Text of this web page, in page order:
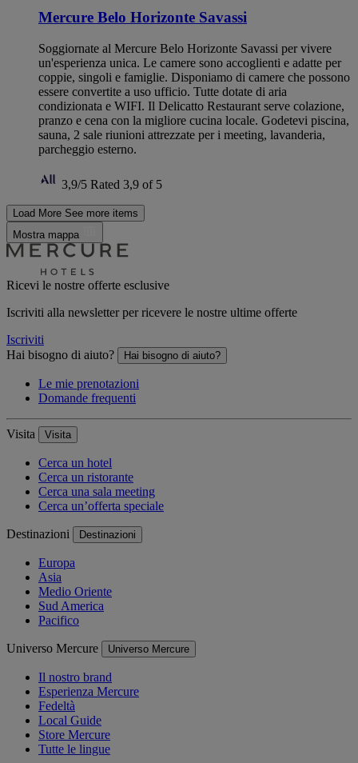
Mercure Belo Horizonte Savassi
Soggiornate al Mercure Belo Horizonte Savassi per vivere
un'esperienza unica. Le camere sono accoglienti e adatte per
coppie, singoli e famiglie. Disponiamo di camere che possono
essere convertite a uso ufficio. Tutte dotate di aria
condizionata e WIFI. Il Delicatto Restaurant serve colazione,
pranzo e cena con la migliore cucina locale. Godetevi piscina,
sauna, 2 sale riunioni attrezzate per i meeting, lavanderia,
parcheggio esterno.
3,9/5 Rated 3,9 of 5
Load More See more items
Mostra mappa
Ricevi le nostre offerte esclusive
Iscriviti alla newsletter per ricevere le nostre ultime offerte
Iscriviti
Hai bisogno di aiuto?
Hai bisogno di aiuto?
Le mie prenotazioni
Domande frequenti
Visita Visita
Cerca un hotel
Cerca un ristorante
Cerca una sala meeting
Cerca un’offerta speciale
Destinazioni Destinazioni
Europa
Asia
Medio Oriente
Sud America
Pacifico
Universo Mercure Universo Mercure
Il nostro brand
Esperienza Mercure
Fedeltà
Local Guide
Store Mercure
Tutte le lingue